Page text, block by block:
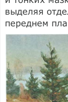
выделяя
переднем